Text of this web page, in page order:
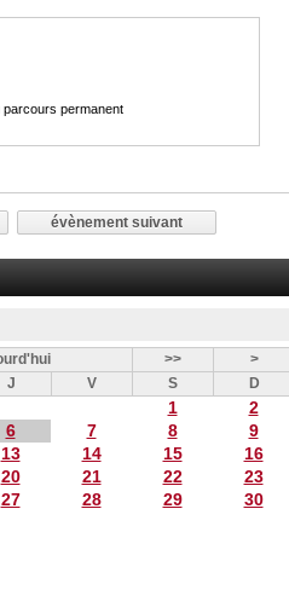
parcours permanent
évènement suivant
>>
>
J V S D
1
2
6 7 8
9
13 14 15
16
20 21 22
23
27 28 29
30